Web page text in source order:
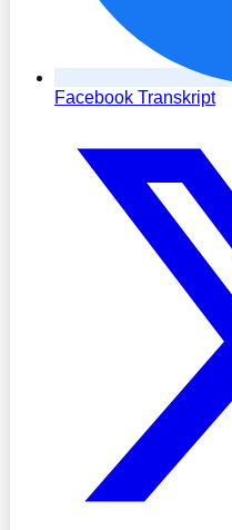
Facebook Transkript